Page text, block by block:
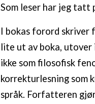
Som leser har jeg tatt
I bokas forord
lite ut av boka, utover
ikke som filosofisk
korrekturlesning som
språk. Forfatteren